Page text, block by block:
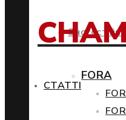
СТАТТІ
FORA